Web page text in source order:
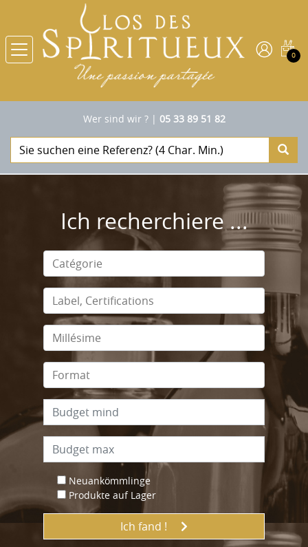
0
Wer sind wir ?| 05 33 89 51 82
Ich recherchiere ...
Neuankömmlinge
Produkte auf Lager
Ich fand !